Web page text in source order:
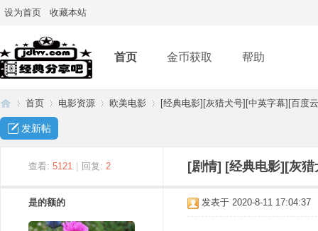
设为首页 收藏本站
首页 金币获取 帮助
首页
›
电影资源
›
欧美电影 [经典电影][灰猎犬号][中英字幕][百度
发新帖
查看: 5121 回复: 2 [剧情] [经典电影][灰
是的额的 发表于 2020-8-11 17:04:37